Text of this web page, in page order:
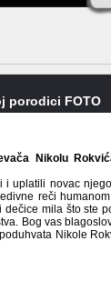
porodici FOTO
Nikolu
uplatili novac
reči
mila što ste
Bog vas
Nikole